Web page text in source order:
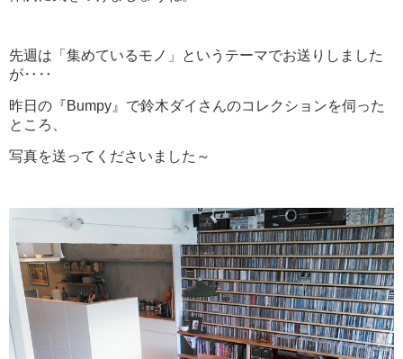
先週は「集めているモノ」というテーマでお送りしました
が‥‥
昨日の『Bumpy』で鈴木ダイさんのコレクションを伺った
ところ、
写真を送ってくださいました～